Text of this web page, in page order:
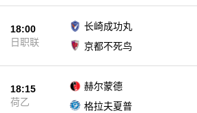
18:00
日职联
长崎成功丸
京都不死鸟
18:15
荷乙
赫尔蒙德
格拉夫夏普